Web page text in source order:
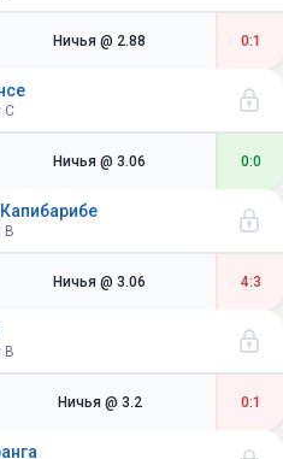
Ничья @ 2.88 0:1
C
Ничья @ 3.06 0:0
B
Ничья @ 3.06 4:3
B
Ничья @ 3.2 0:1